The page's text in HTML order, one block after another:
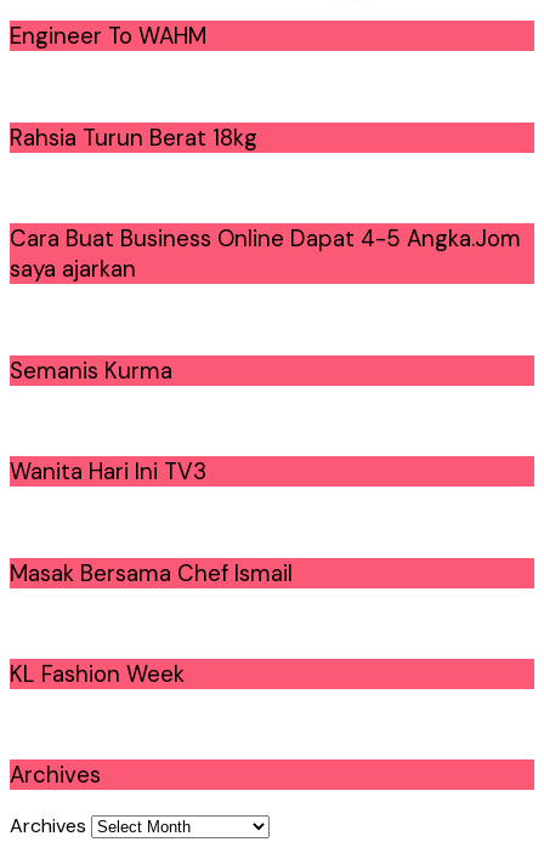
Engineer To WAHM
Rahsia Turun Berat 18kg
Cara Buat Business Online Dapat 4-5 Angka.Jom
saya ajarkan
Semanis Kurma
Wanita Hari Ini TV3
Masak Bersama Chef Ismail
KL Fashion Week
Archives
Archives